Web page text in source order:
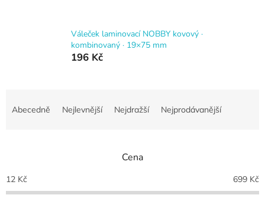
Váleček laminovací NOBBY kovový ·
kombinovaný · 19×75 mm
196 Kč
p
r
o
Abecedně Nejlevnější Nejdražší Nejprodávanější
Cena
12 Kč 699 Kč